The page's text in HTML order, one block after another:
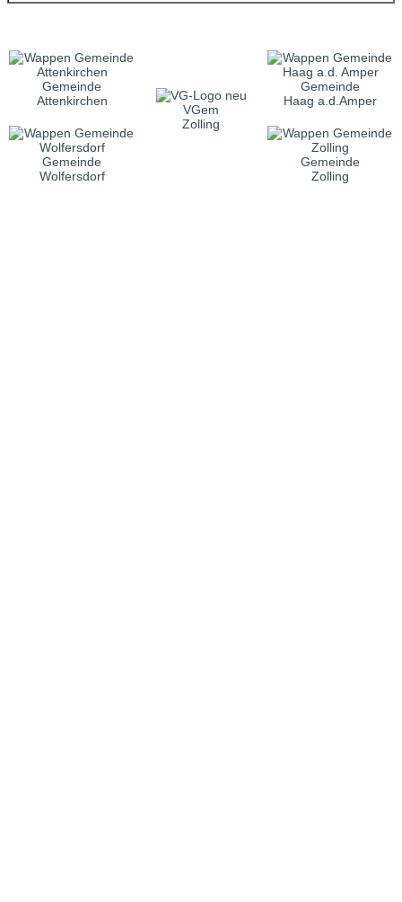
Gemeinde
Attenkirchen
VGem
Zolling
Gemeinde
Haag a.d.Amper
Gemeinde
Wolfersdorf
Gemeinde
Zolling